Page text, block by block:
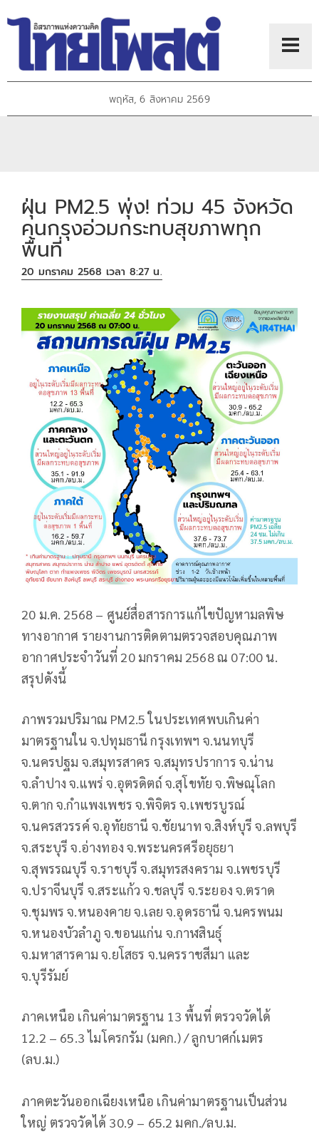
พฤหัส, 6 สิงหาคม 2569
ฝุ่น PM2.5 พุ่ง! ท่วม 45 จังหวัด
คนกรุงอ่วมกระทบสุขภาพทุก
พื้นที่
20 มกราคม 2568 เวลา 8:27 น.
20 ม.ค. 2568 – ศูนย์สื่อสารการแก้ไขปัญหามลพิษ
ทางอากาศ รายงานการติดตามตรวจสอบคุณภาพ
อากาศประจำวันที่ 20 มกราคม 2568 ณ 07:00 น.
สรุปดังนี้
ภาพรวมปริมาณ PM2.5 ในประเทศพบเกินค่า
มาตรฐานใน จ.ปทุมธานี กรุงเทพฯ จ.นนทบุรี
จ.นครปฐม จ.สมุทรสาคร จ.สมุทรปราการ จ.น่าน
จ.ลำปาง จ.แพร่ จ.อุตรดิตถ์ จ.สุโขทัย จ.พิษณุโลก
จ.ตาก จ.กำแพงเพชร จ.พิจิตร จ.เพชรบูรณ์
จ.นครสวรรค์ จ.อุทัยธานี จ.ชัยนาท จ.สิงห์บุรี จ.ลพบุรี
จ.สระบุรี จ.อ่างทอง จ.พระนครศรีอยุธยา
จ.สุพรรณบุรี จ.ราชบุรี จ.สมุทรสงคราม จ.เพชรบุรี
จ.ปราจีนบุรี จ.สระแก้ว จ.ชลบุรี จ.ระยอง จ.ตราด
จ.ชุมพร จ.หนองคาย จ.เลย จ.อุดรธานี จ.นครพนม
จ.หนองบัวลำภู จ.ขอนแก่น จ.กาฬสินธุ์
จ.มหาสารคาม จ.ยโสธร จ.นครราชสีมา และ
จ.บุรีรัมย์
ภาคเหนือ เกินค่ามาตรฐาน 13 พื้นที่ ตรวจวัดได้
12.2 – 65.3 ไมโครกรัม (มคก.) / ลูกบาศก์เมตร
(ลบ.ม.)
ภาคตะวันออกเฉียงเหนือ เกินค่ามาตรฐานเป็นส่วน
ใหญ่ ตรวจวัดได้ 30.9 – 65.2 มคก./ลบ.ม.